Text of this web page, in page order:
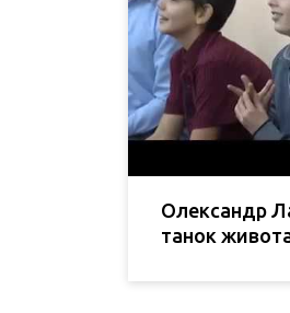
Олександр
танок